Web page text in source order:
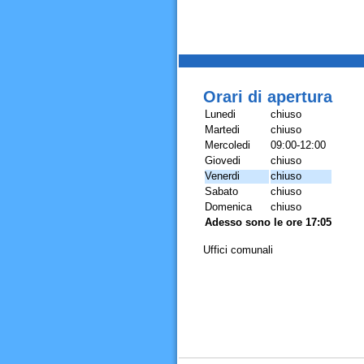
Orari di apertura
Lunedi
chiuso
Martedi
chiuso
Mercoledi
09:00-12:00
Giovedi
chiuso
Venerdi
chiuso
Sabato
chiuso
Domenica
chiuso
Adesso sono le ore 17:05
Uffici comunali